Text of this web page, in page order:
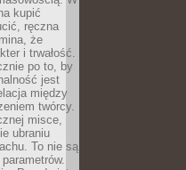
kupić
ręczna
że
i trwałość.
po to, by
jest
między
twórcy.
misce,
ubraniu
To nie są